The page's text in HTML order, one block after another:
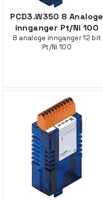
PCD3.W350 8 Analoge
innganger Pt/Ni 100
8 analoge innganger 12 bit
Pt/Ni 100